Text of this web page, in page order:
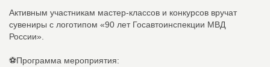
Активным участникам мастер-классов и конкурсов вручат
сувениры с логотипом «90 лет Госавтоинспекции МВД
России».
⚽Программа мероприятия: